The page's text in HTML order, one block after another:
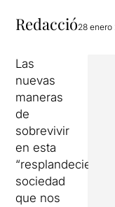
Redacció28 enero
Las
nuevas
maneras
de
sobrevivir
en esta
“resplandeciente”
sociedad
que nos